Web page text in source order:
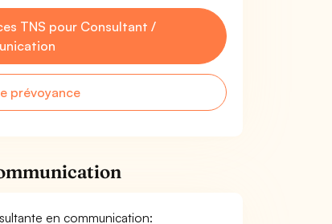
TNS pour Consultant /
prévoyance
en communication: